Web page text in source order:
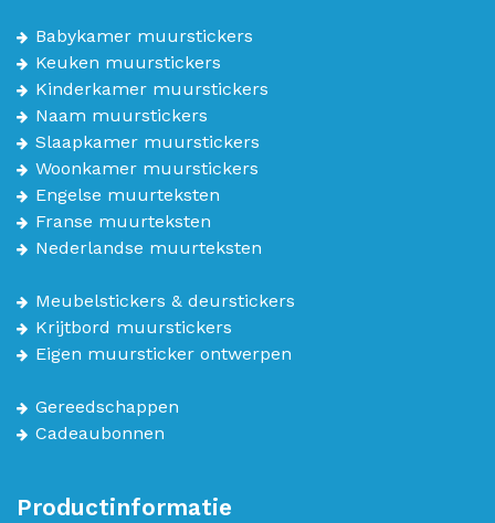
Babykamer muurstickers
Keuken muurstickers
Kinderkamer muurstickers
Naam muurstickers
Slaapkamer muurstickers
Woonkamer muurstickers
Engelse muurteksten
Franse muurteksten
Nederlandse muurteksten
Meubelstickers & deurstickers
Krijtbord muurstickers
Eigen muursticker ontwerpen
Gereedschappen
Cadeaubonnen
Productinformatie